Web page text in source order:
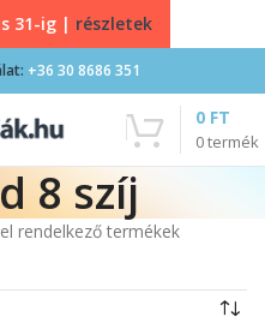
+36 30 8686 351
0termék
0 FT
8 szíj
rendelkező termékek
31-ig | részletek